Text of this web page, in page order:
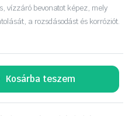
vízzáró bevonatot képez, mely
a rozsdásodást és korróziót.
Kosárba teszem